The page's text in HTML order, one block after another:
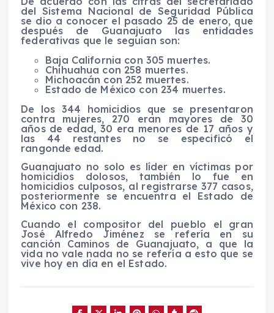
del Sistema Nacional de Seguridad Pública
se dio a conocer el pasado 25 de enero, que
después de Guanajuato las entidades
federativas que le seguían son:
Baja California con 305 muertes.
Chihuahua con 258 muertes.
Michoacán con 252 muertes.
Estado de México con 234 muertes.
De los 344 homicidios que se presentaron
contra mujeres, 270 eran mayores de 30
años de edad, 30 era menores de 17 años y
las 44 restantes no se especificó el
rangonde edad.
Guanajuato no solo es líder en víctimas por
homicidios dolosos, también lo fue en
homicidios culposos, al registrarse 377 casos,
posteriormente se encuentra el Estado de
México con 238.
Cuando el compositor del pueblo el gran
José Alfredo Jiménez se refería en su
canción Caminos de Guanajuato, a que la
vida no vale nada no se refería a esto que se
vive hoy en día en el Estado.